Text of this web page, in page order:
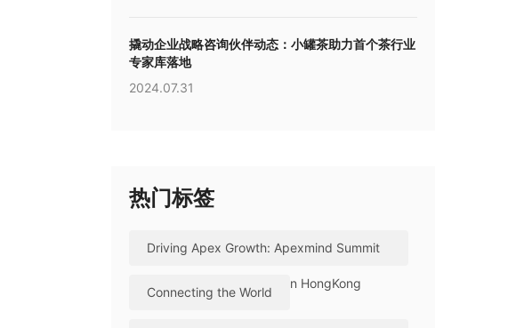
撬动企业战略咨询伙伴动态：小罐茶助力首个茶行业
专家库落地
2024.07.31
热门标签
Driving Apex Growth: Apexmind Summit
2026 Successfully Held in HongKong
Connecting the World